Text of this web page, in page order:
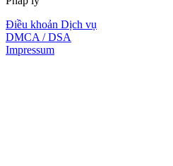
Điều khoản Dịch vụ
DMCA / DSA
Impressum